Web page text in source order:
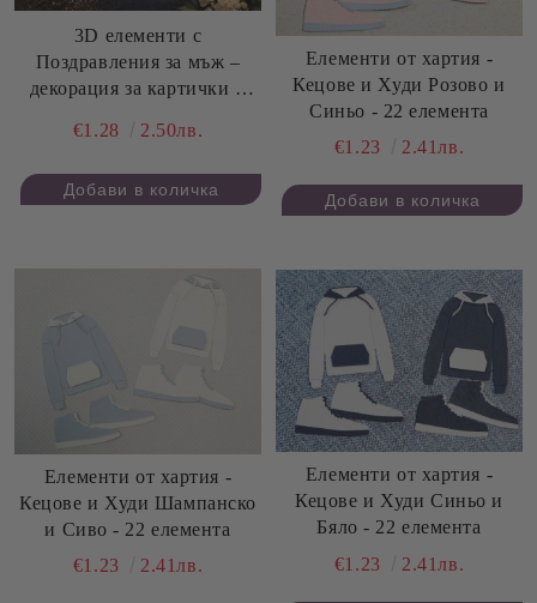
3D елементи с
Поздравления за мъж –
декорация за картички и
€1.28 2.50лв.
Елементи от хартия -
Кецове и Худи Розово и
Синьо - 22 елемента
€1.23
2.41лв.
Елементи от хартия -
Кецове и Худи Шампанско
и Сиво - 22 елемента
€1.23
2.41лв.
Елементи от хартия -
Кецове и Худи Синьо и
Бяло - 22 елемента
€1.23
2.41лв.